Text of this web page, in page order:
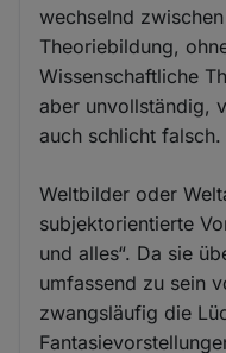
wechselnd
Theoriebildung,
Wissenschaftliche
aber unvollständig,
auch schlicht falsch.
Weltbilder oder
subjektorientierte
und alles“. Da sie
umfassend zu sein
zwangsläufig die